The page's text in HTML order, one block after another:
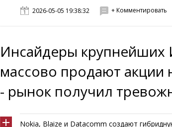
2026-05-05 19:38:32 + Комментировать
Инсайдеры
массово продают акции
- рынок получил
Nokia, Blaize и Datacomm создают